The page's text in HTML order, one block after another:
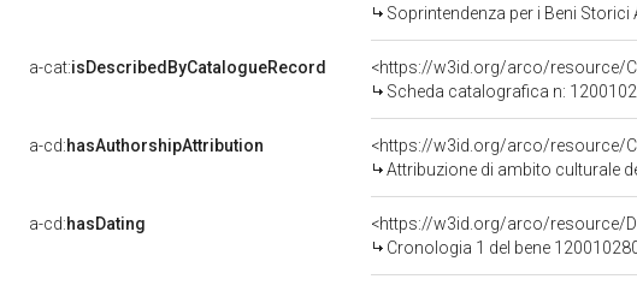
Soprintendenza per i Beni
a-cat:isDescribedByCatalogueRecord
<https://w3id.org/arco/resource/
Scheda catalografica n:
a-cd:hasAuthorshipAttribution
<https://w3id.org/arco/resource/
Attribuzione di ambito culturale
a-cd:hasDating
<https://w3id.org/arco/resource/
Cronologia 1 del bene